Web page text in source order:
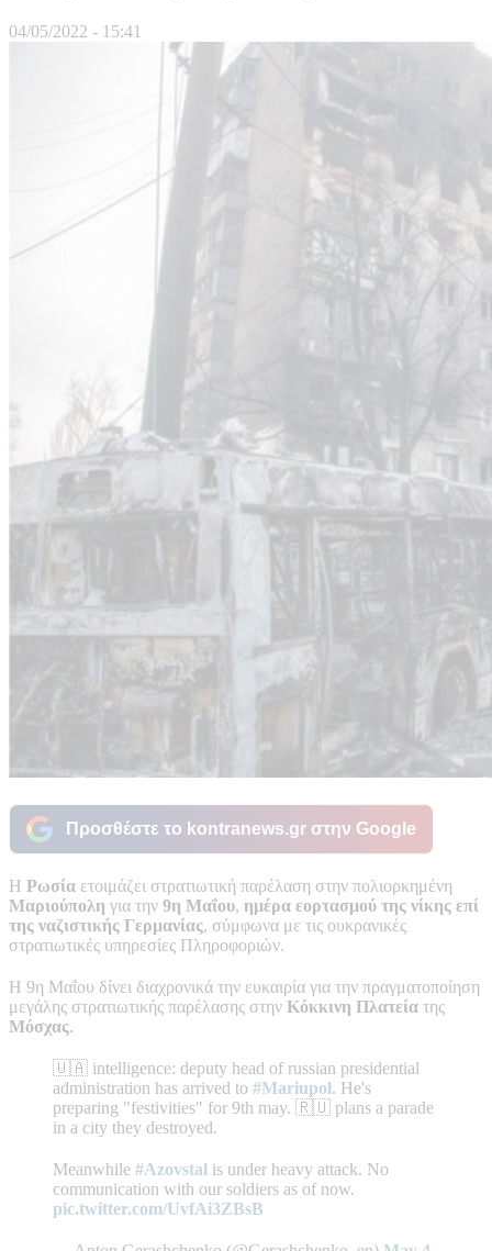
04/05/2022 - 15:41
Προσθέστε το kontranews.gr στην Google
Η Ρωσία ετοιμάζει στρατιωτική παρέλαση στην πολιορκημένη
Μαριούπολη για την 9η Μαΐου, ημέρα εορτασμού της νίκης επί
της ναζιστικής Γερμανίας, σύμφωνα με τις ουκρανικές
στρατιωτικές υπηρεσίες Πληροφοριών.
Η 9η Μαΐου δίνει διαχρονικά την ευκαιρία για την πραγματοποίηση
μεγάλης στρατιωτικής παρέλασης στην Κόκκινη Πλατεία της
Μόσχας.
🇺🇦 intelligence: deputy head of russian presidential
administration has arrived to #Mariupol. He's
preparing "festivities" for 9th may. 🇷🇺 plans a parade
in a city they destroyed.
Meanwhile #Azovstal is under heavy attack. No
communication with our soldiers as of now.
pic.twitter.com/UvfAi3ZBsB